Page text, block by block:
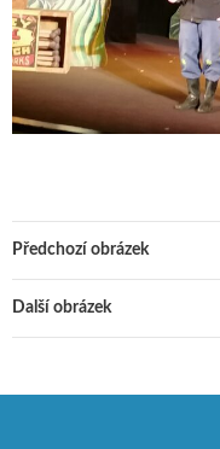
Předchozí obrázek
Další obrázek